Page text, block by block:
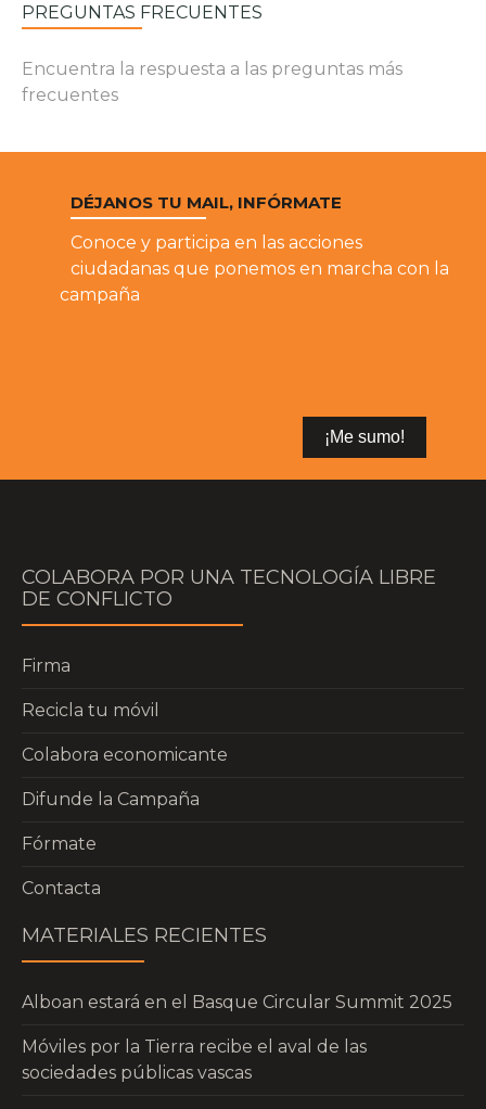
PREGUNTAS FRECUENTES
Encuentra la respuesta a las preguntas más
frecuentes
DÉJANOS TU MAIL, INFÓRMATE
Conoce y participa en las acciones
ciudadanas que ponemos en marcha con la
campaña
COLABORA POR UNA TECNOLOGÍA LIBRE
DE CONFLICTO
Firma
Recicla tu móvil
Colabora economicante
Difunde la Campaña
Fórmate
Contacta
MATERIALES RECIENTES
Alboan estará en el Basque Circular Summit 2025
Móviles por la Tierra recibe el aval de las
sociedades públicas vascas